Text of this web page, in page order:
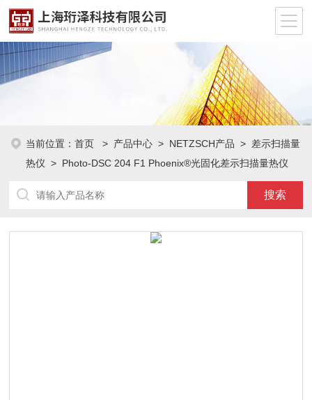
当前位置：首页 > 产品中心 > NETZSCH产品 > 差示扫描量
热仪 > Photo-DSC 204 F1 Phoenix®光固化差示扫描量热仪